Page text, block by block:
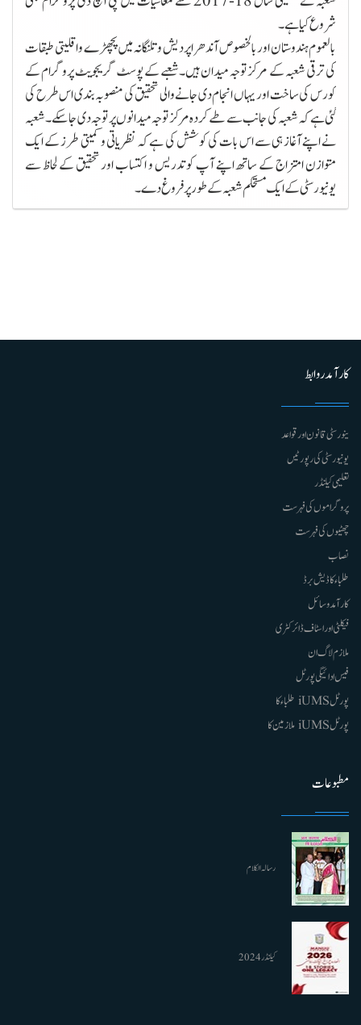
شروع کیا ہے۔
بالعموم ہندوستان اور بالخصوص آندھرا پردیش و تلنگانہ میں پچھڑے و اقلیتی طبقات
کی ترقی شعبہ کے مرکز توجہ میدان ہیں۔شعبے کے پوسٹ گریجویٹ پروگرام کے
کورس کی ساخت اور یہاں انجام دی جانے والی تحقیق کی منصوبہ بندی اس طرح کی
گئی ہے کہ شعبہ کی جانب سے طے کردہ مرکز توجہ میدانوں پر توجہ دی جاسکے۔ شعبہ
نے اپنے آغاز ہی سے اس بات کی کوشش کی ہے کہ نظریاتی و کمیتی طرز کے ایک
متوازن امتزاج کے ساتھ اپنے آپ کو تدریس و اکتساب اور تحقیق کے لحاظ سے
یونیورسٹی کے ایک مستحکم شعبہ کے طورپر فروغ دے۔
کارآمد روابط
ینورسٹی قانون اور قواعد
یونیورسٹی کی رپورٹیں
تعلیمی کیلنڈر
پروگراموں کی فہرست
چھٹیوں کی فہرست
نصاب
طلباء کا ڈیش برڈ
کارآمد وسائل
فیکلٹی اور اسٹاف ڈائرکٹری
ملازم لاگ ان
فیس ادائیگی پورٹل
پورٹل iUMS طلباء کا
پورٹل iUMS ملازمین کا
مطبوعات
رسالہ الکلام
کیلنڈر 2024